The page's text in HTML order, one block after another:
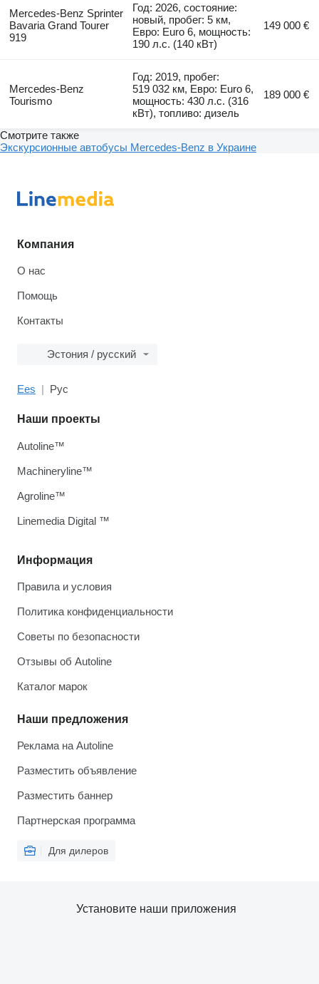
Mercedes-Benz Sprinter
Bavaria Grand Tourer
919
Год: 2026, состояние:
новый, пробег: 5 км,
Евро: Euro 6, мощность:
190 л.с. (140 кВт)
149 000 €
Mercedes-Benz
Tourismo
Год: 2019, пробег:
519 032 км, Евро: Euro 6,
мощность: 430 л.с. (316
кВт), топливо: дизель
189 000 €
Смотрите также
Экскурсионные автобусы Mercedes-Benz в Украине
Компания
О нас
Помощь
Контакты
Эстония / русский
Ees Рус
Информация
Правила и условия
Политика конфиденциальности
Советы по безопасности
Отзывы об Autoline
Каталог марок
Наши предложения
Реклама на Autoline
Разместить объявление
Разместить баннер
Партнерская программа
Для дилеров
Наши проекты
Autoline™
Machineryline™
Agroline™
Linemedia Digital ™
Установите наши приложения